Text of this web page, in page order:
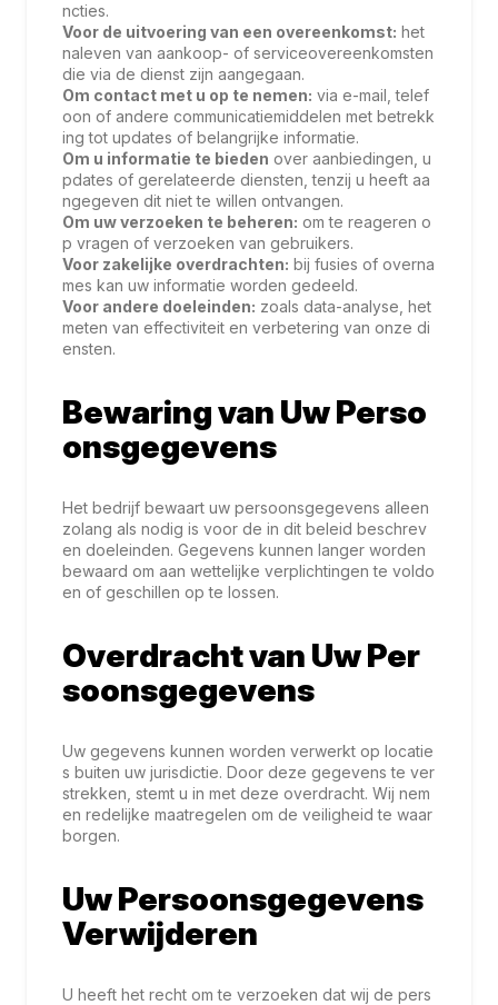
ncties.
Voor de uitvoering van een overeenkomst: het
naleven van aankoop- of serviceovereenkomsten
die via de dienst zijn aangegaan.
Om contact met u op te nemen: via e-mail, telef
oon of andere communicatiemiddelen met betrekk
ing tot updates of belangrijke informatie.
Om u informatie te bieden over aanbiedingen, u
pdates of gerelateerde diensten, tenzij u heeft aa
ngegeven dit niet te willen ontvangen.
Om uw verzoeken te beheren: om te reageren o
p vragen of verzoeken van gebruikers.
Voor zakelijke overdrachten: bij fusies of overna
mes kan uw informatie worden gedeeld.
Voor andere doeleinden: zoals data-analyse, het
meten van effectiviteit en verbetering van onze di
ensten.
Bewaring van Uw Perso
onsgegevens
Het bedrijf bewaart uw persoonsgegevens alleen
zolang als nodig is voor de in dit beleid beschrev
en doeleinden. Gegevens kunnen langer worden
bewaard om aan wettelijke verplichtingen te voldo
en of geschillen op te lossen.
Overdracht van Uw Per
soonsgegevens
Uw gegevens kunnen worden verwerkt op locatie
s buiten uw jurisdictie. Door deze gegevens te ver
strekken, stemt u in met deze overdracht. Wij nem
en redelijke maatregelen om de veiligheid te waar
borgen.
Uw Persoonsgegevens
Verwijderen
U heeft het recht om te verzoeken dat wij de pers